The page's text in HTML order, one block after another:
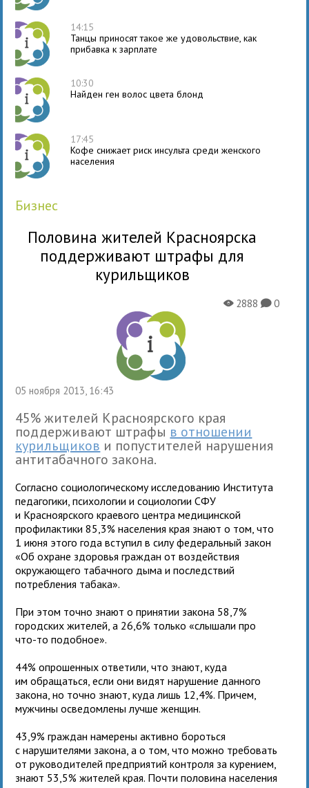
14:15
Танцы приносят такое же удовольствие, как
прибавка к зарплате
10:30
Найден ген волос цвета блонд
17:45
Кофе снижает риск инсульта среди женского
населения
бизнес
Половина жителей Красноярска
поддерживают штрафы для
курильщиков
05 ноября 2013, 16:43
X2888K0
45% жителей Красноярского края
поддерживают штрафы в отношении
курильщиков и попустителей нарушения
антитабачного закона.
Согласно социологическому исследованию Института
педагогики, психологии и социологии СФУ
и Красноярского краевого центра медицинской
профилактики 85,3% населения края знают о том, что
1 июня этого года вступил в силу федеральный закон
«Об охране здоровья граждан от воздействия
окружающего табачного дыма и последствий
потребления табака».
При этом точно знают о принятии закона 58,7%
городских жителей, а 26,6% только «слышали про
что-то подобное».
44% опрошенных ответили, что знают, куда
им обращаться, если они видят нарушение данного
закона, но точно знают, куда лишь 12,4%. Причем,
мужчины осведомлены лучше женщин.
43,9% граждан намерены активно бороться
с нарушителями закона, а о том, что можно требовать
от руководителей предприятий контроля за курением,
знают 53,5% жителей края. Почти половина населения